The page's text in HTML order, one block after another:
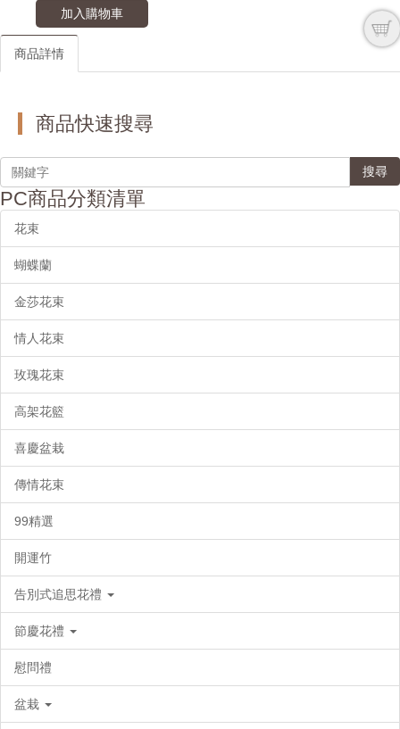
加入購物車
商品詳情
商品快速搜尋
搜尋
PC商品分類清單
花束
蝴蝶蘭
金莎花束
情人花束
玫瑰花束
高架花籃
喜慶盆栽
傳情花束
99精選
開運竹
告別式追思花禮
節慶花禮
慰問禮
盆栽